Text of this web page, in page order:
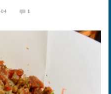
1